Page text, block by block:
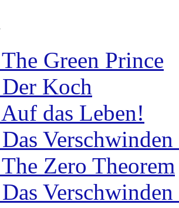
The Green Prince
Der Koch
Auf das Leben!
Das
The Zero Theorem
Das